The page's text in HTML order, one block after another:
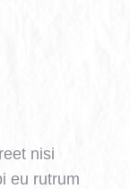
nisi
eu rutrum